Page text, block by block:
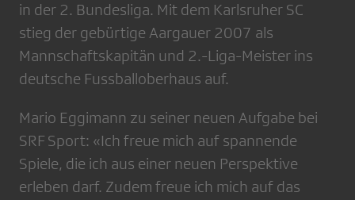
in der 2. Bundesliga. Mit dem Karlsruher SC
stieg der gebürtige Aargauer 2007 als
Mannschaftskapitän und 2.-Liga-Meister ins
deutsche Fussballoberhaus auf.
Mario Eggimann zu seiner neuen Aufgabe bei
SRF Sport: «Ich freue mich auf spannende
Spiele, die ich aus einer neuen Perspektive
erleben darf. Zudem freue ich mich auf das